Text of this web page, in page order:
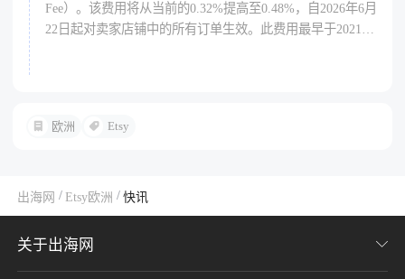
Fee）。该费用将从当前的0.32%提高至0.48%，自2026年6月
22日起对卖家店铺中的所有订单生效。此费用最早于2021年
用。平台指出，英国近期的新监管要求推高了合规成本，此
类附加费的调整更为灵活，不易引起卖家对整体成本变化的
警觉，从而使得卖家在无形中承担了逐步增加的费用。
欧洲 Etsy
出海网 / Etsy欧洲 / 快讯
关于出海网